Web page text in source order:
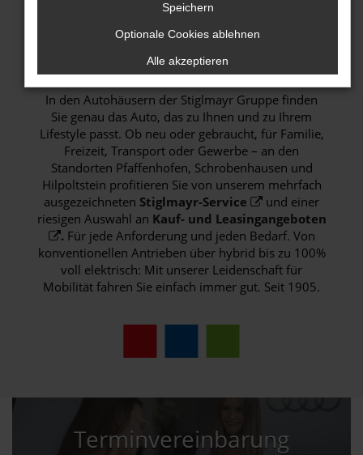
Mehr Auto. Mehr Service.
Mehr Mensch.
In den Autohäusern der Stiglmayr Gruppe finden
Sie genau das Auto, das zu Ihnen und zu Ihrem
Lifestyle passt. Ob neu oder gebraucht, für Familie,
Freizeit, Transport oder Gewerbe – an den
Standorten Pfaffenhofen, Schrobenhausen und
Hilpoltstein profitieren Sie von unserem mehrfach
ausgezeichneten Stiglmayr-Service
und einer
riesigen Auswahl an Kauf- und Leasingangeboten
. Für jede Anforderung und jeden Bedarf. Von
konventionellen Antrieben über hybrid bis zu 100%
voll elektrisch: Mit unserer Leidenschaft für
Mobilität fahren Sie einfach immer gut. Seit 1905.
Terminvereinbarung
Speichern
Optionale Cookies ablehnen
Alle akzeptieren